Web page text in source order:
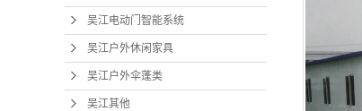
吴江电动门智能系统
吴江户外休闲家具
吴江户外伞蓬类
吴江其他